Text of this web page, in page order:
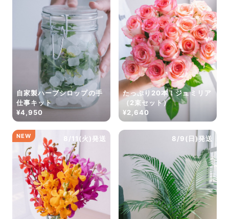
Q. 注文後にキャンセルできますか？
ご注文後一定時間内であればキャンセル可能です。
自家製ハーブシロップの手
仕事キット
¥4,950
たっぷり20本！ジュミリア
（2束セット）
¥2,640
8/11(火)発送
NEW 8/9(日)発送